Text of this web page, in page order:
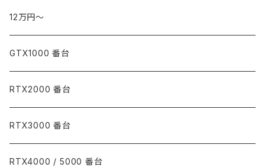
12万円～
GTX1000 番台
RTX2000 番台
RTX3000 番台
RTX4000 / 5000 番台